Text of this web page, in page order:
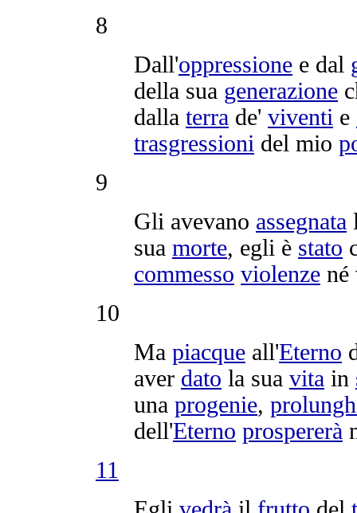
8
Dall'oppressione e dal
della sua generazione
dalla terra de' viventi e
trasgressioni del mio
9
Gli avevano assegnata
sua morte, egli è stato
commesso violenze né
10
Ma piacque all'Eterno
aver dato la sua vita in
una progenie,
dell'Eterno prospererà
11